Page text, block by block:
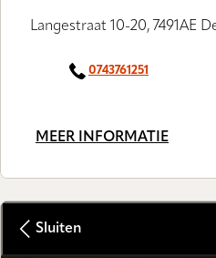
Langestraat 10-20, 7491AE
0743761251
MEER INFORMATIE
Sluiten